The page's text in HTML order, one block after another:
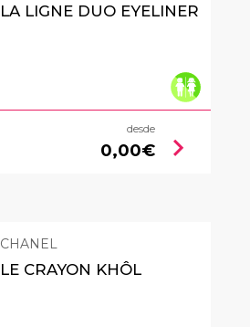
LA LIGNE DUO EYELINER
desde
0,00€ chevron_right
CHANEL
LE CRAYON KHÔL